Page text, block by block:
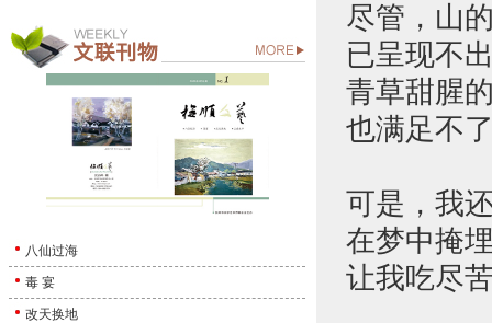
八仙过海
毒 宴
改天换地
尽管，山
已呈现不
青草甜腥
也满足不
可是，我
在梦中掩
让我吃尽